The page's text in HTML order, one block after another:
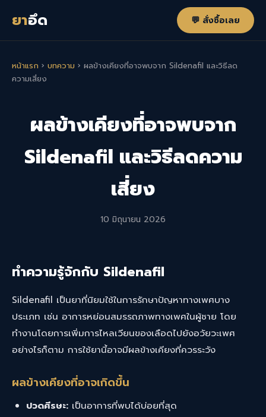
ยาอึด 💬 สั่งซื้อเลย
หน้าแรก › บทความ › ผลข้างเคียงที่อาจพบจาก Sildenafil และวิธีลด
ความเสี่ยง
ผลข้างเคียงที่อาจพบจาก
Sildenafil และวิธีลดความ
เสี่ยง
10 มิถุนายน 2026
ทำความรู้จักกับ Sildenafil
Sildenafil เป็นยาที่นิยมใช้ในการรักษาปัญหาทางเพศบาง
ประเภท เช่น อาการหย่อนสมรรถภาพทางเพศในผู้ชาย โดย
ทำงานโดยการเพิ่มการไหลเวียนของเลือดไปยังอวัยวะเพศ
อย่างไรก็ตาม การใช้ยานี้อาจมีผลข้างเคียงที่ควรระวัง
ผลข้างเคียงที่อาจเกิดขึ้น
ปวดศีรษะ: เป็นอาการที่พบได้บ่อยที่สุด